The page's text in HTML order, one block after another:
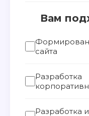
Вам
сайта
Разработка
Разработка